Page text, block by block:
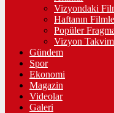
Vizyondaki
Haftanın
Popüler
Vizyon
Gündem
Spor
Ekonomi
Magazin
Videolar
Galeri